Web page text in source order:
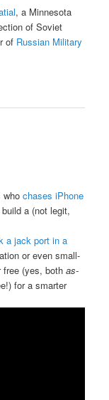
, a Minnesota
of Soviet
of Russian Military
whochases iPhone
a (not legit,
a jack port in a
or even small-
free (yes, bothas-
for a smarter